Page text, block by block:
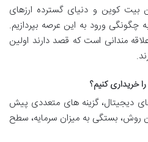
بیت کوین و دنیای گسترده ارزهای
چگونگی ورود به این عرصه بپردازیم.
مندانی است که قصد دارند اولین
خریداری کنیم؟
دیجیتال، گزینه های متعددی پیش
روش، بستگی به میزان سرمایه، سطح